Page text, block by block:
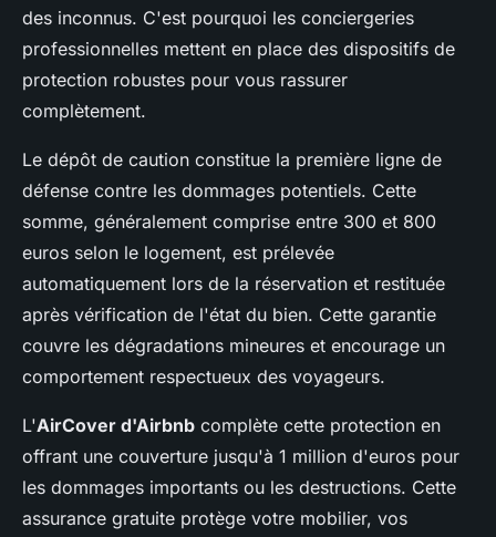
des inconnus. C'est pourquoi les conciergeries
professionnelles mettent en place des dispositifs de
protection robustes pour vous rassurer
complètement.
Le dépôt de caution constitue la première ligne de
défense contre les dommages potentiels. Cette
somme, généralement comprise entre 300 et 800
euros selon le logement, est prélevée
automatiquement lors de la réservation et restituée
après vérification de l'état du bien. Cette garantie
couvre les dégradations mineures et encourage un
comportement respectueux des voyageurs.
L'AirCover d'Airbnb complète cette protection en
offrant une couverture jusqu'à 1 million d'euros pour
les dommages importants ou les destructions. Cette
assurance gratuite protège votre mobilier, vos